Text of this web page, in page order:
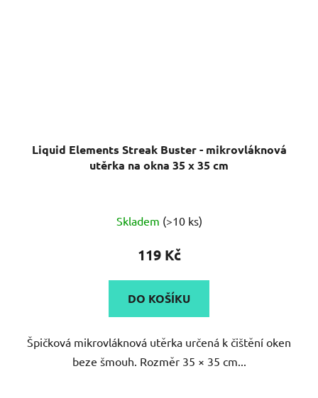
Liquid Elements Streak Buster - mikrovláknová
utěrka na okna 35 x 35 cm
hodnocení
produktu
5,0
z
hvězdiček.
Skladem (>10 ks)
119 Kč
DO KOŠÍKU
Špičková mikrovláknová utěrka určená k čištění oken
beze šmouh. Rozměr 35 × 35 cm...